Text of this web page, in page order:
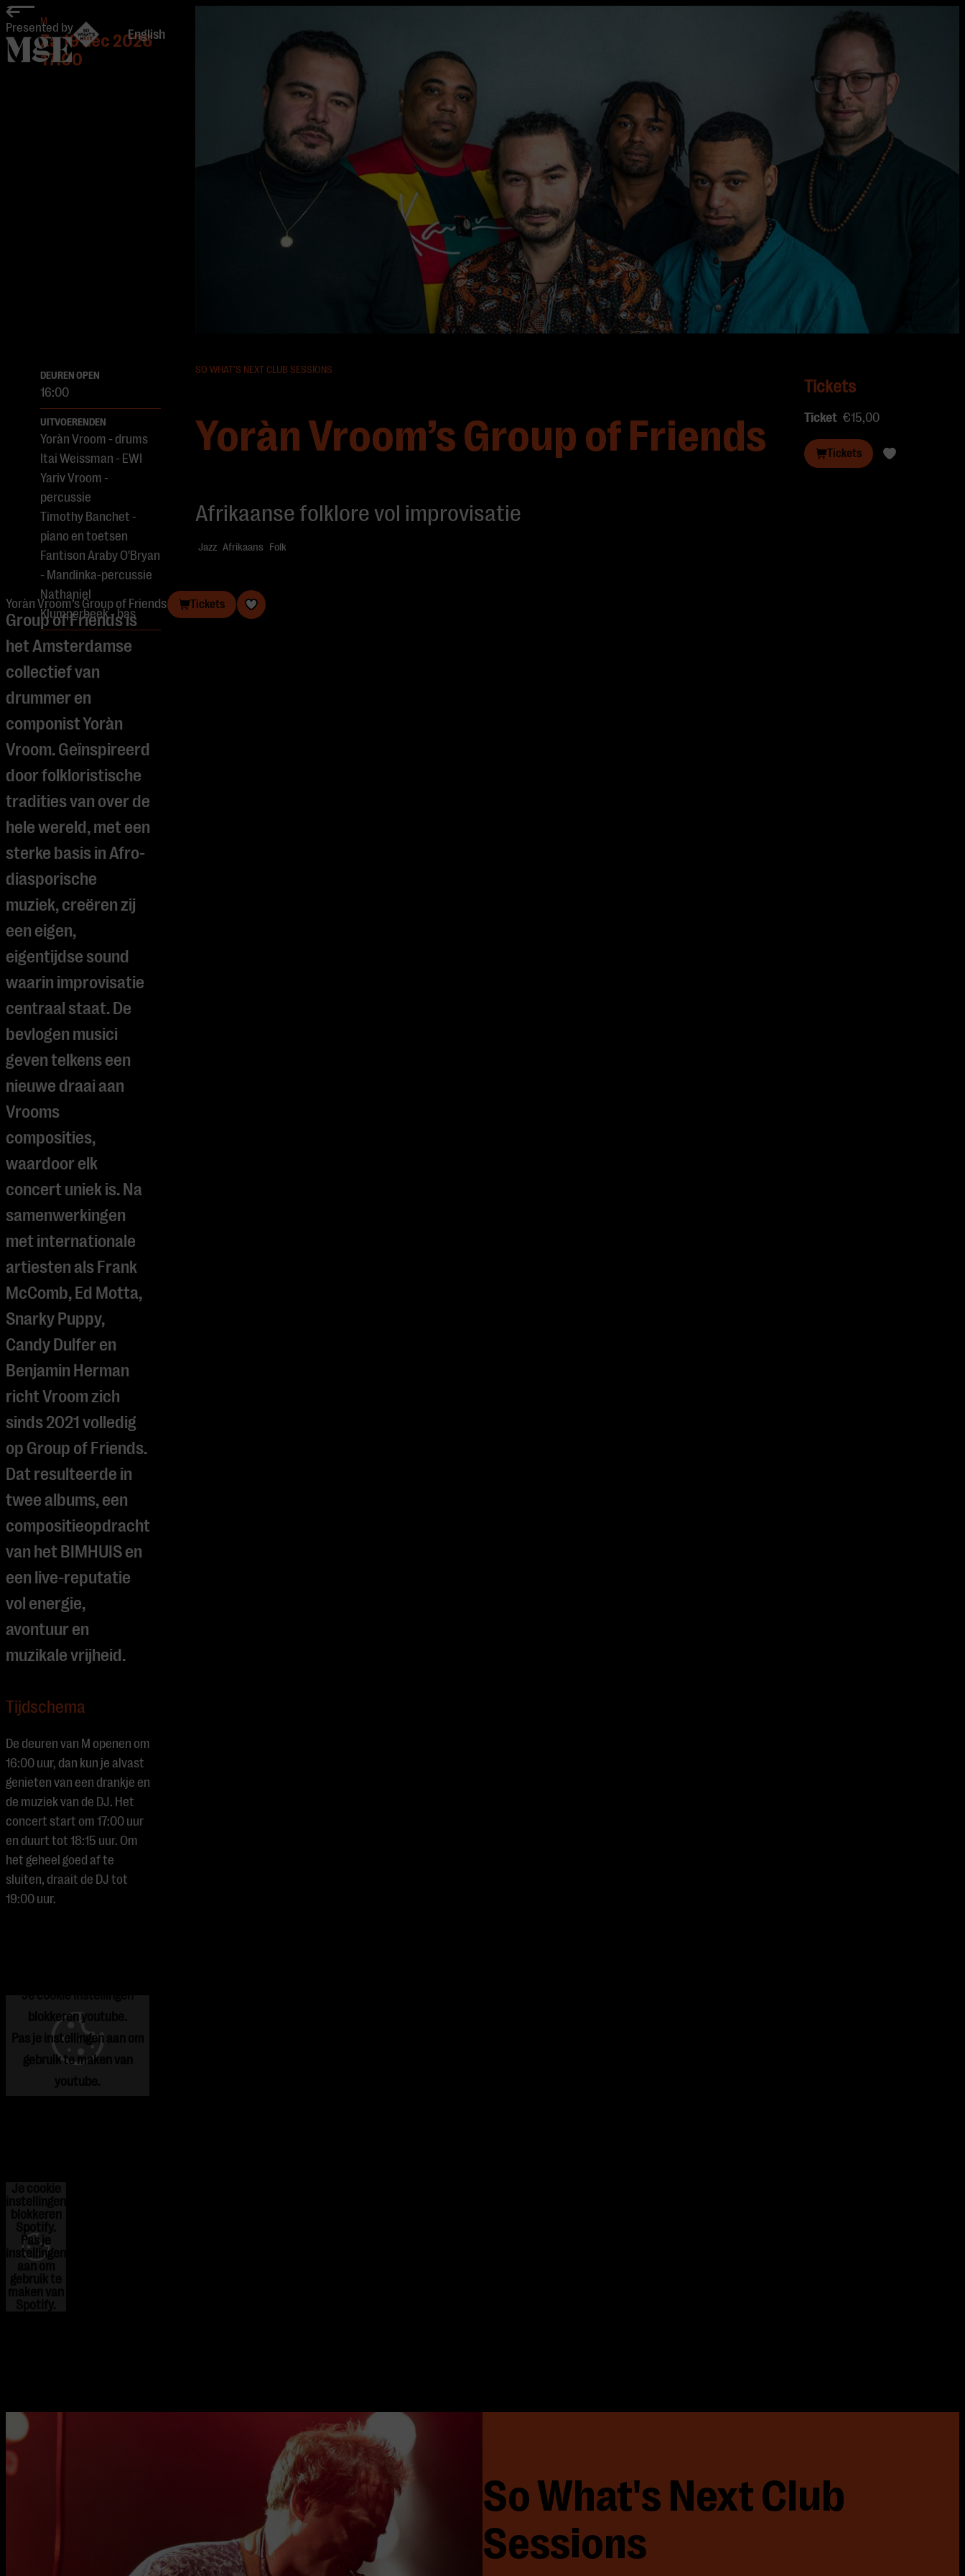
Presented by
home
English
M
Za 19 dec 2026
17:00
DEUREN OPEN
16:00
UITVOERENDEN
Yoràn Vroom - drums
Itai Weissman - EWI
Yariv Vroom -
percussie
Timothy Banchet -
piano en toetsen
Fantison Araby O'Bryan
- Mandinka-percussie
Nathaniel
Klumperbeek - bas
SO WHAT'S NEXT CLUB SESSIONS
Yoràn Vroom’s Group of Friends
Afrikaanse folklore vol improvisatie
Jazz Afrikaans Folk
Tickets
Ticket €15,00
Tickets
Yoràn Vroom’s Group of Friends Tickets
Group of Friends is
het Amsterdamse
collectief van
drummer en
componist Yoràn
Vroom. Geïnspireerd
door folkloristische
tradities van over de
hele wereld, met een
sterke basis in Afro-
diasporische
muziek, creëren zij
een eigen,
eigentijdse sound
waarin improvisatie
centraal staat. De
bevlogen musici
geven telkens een
nieuwe draai aan
Vrooms
composities,
waardoor elk
concert uniek is. Na
samenwerkingen
met internationale
artiesten als Frank
McComb, Ed Motta,
Snarky Puppy,
Candy Dulfer en
Benjamin Herman
richt Vroom zich
sinds 2021 volledig
op Group of Friends.
Dat resulteerde in
twee albums, een
compositieopdracht
van het BIMHUIS en
een live-reputatie
vol energie,
avontuur en
muzikale vrijheid.
Tijdschema
De deuren van M openen om
16:00 uur, dan kun je alvast
genieten van een drankje en
de muziek van de DJ. Het
concert start om 17:00 uur
en duurt tot 18:15 uur. Om
het geheel goed af te
sluiten, draait de DJ tot
19:00 uur.
blokkeren youtube.
je instellingenaan om
gebruik te maken van
Pas
instellingen
aan om
So What's Next Club
Sessions